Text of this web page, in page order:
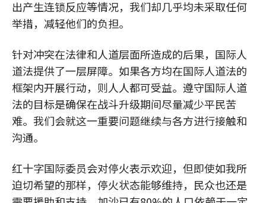
出产生连锁反应等情况，我们却几乎均未采取任何
举措，减轻他们的负担。
针对冲突在法律和人道层面所造成的后果，国际人
道法提供了一层屏障。如果各方均在国际人道法的
框架内开展行动，则人人都可受益。遵守国际人道
法的目标是确保在战斗升级期间尽量减少平民苦
难。我们会就这一重要问题继续与各方进行接触和
沟通。
红十字国际委员会对停火表示欢迎，但即使如我所
迫切希望的那样，停火状态能够维持，民众也还是